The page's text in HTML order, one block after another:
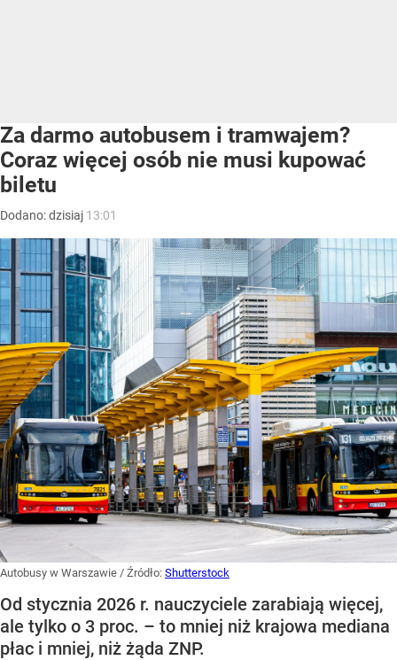
Za darmo autobusem i tramwajem?
Coraz więcej osób nie musi kupować
biletu
Dodano:dzisiaj 13:01
Autobusy w Warszawie / Źródło: Shutterstock
Od stycznia 2026 r. nauczyciele zarabiają więcej,
ale tylko o 3 proc. – to mniej niż krajowa mediana
płac i mniej, niż żąda ZNP.